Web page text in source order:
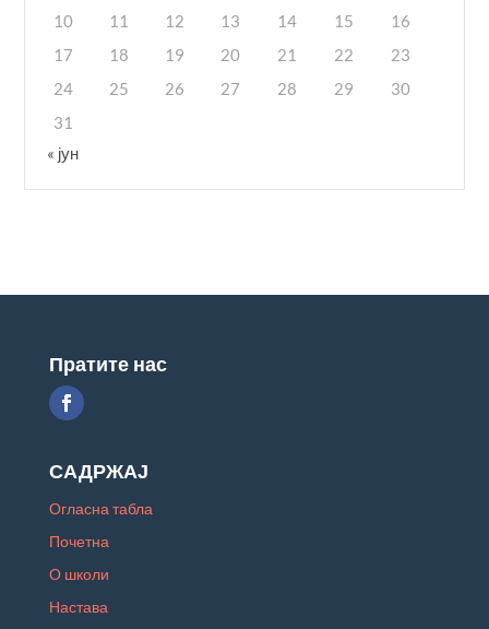
10
11 12 13 14 15
16
17
18 19 20 21 22
23
24
25 26 27 28 29
30
31
« јун
Пратите нас
САДРЖАЈ
Огласна табла
Почетна
О школи
Настава